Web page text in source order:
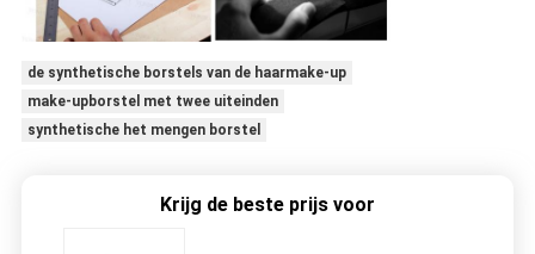
de synthetische borstels van de haarmake-up
make-upborstel met twee uiteinden
synthetische het mengen borstel
Krijg de beste prijs voor